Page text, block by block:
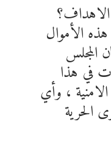
الاهداف؟
الأموال
المجلس
في هذا
، وأي
الحرية